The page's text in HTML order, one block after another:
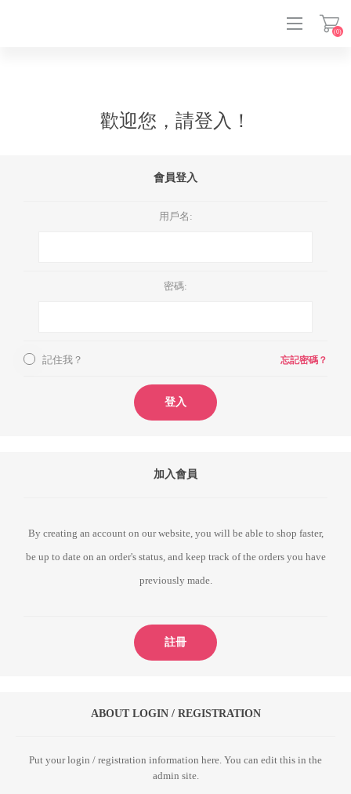
(0)
歡迎您，請登入！
會員登入
用戶名:
密碼:
記住我？ 忘記密碼？
登入
加入會員
By creating an account on our website, you will be able to shop faster,
be up to date on an order's status, and keep track of the orders you have
previously made.
註冊
ABOUT LOGIN / REGISTRATION
Put your login / registration information here. You can edit this in the
admin site.